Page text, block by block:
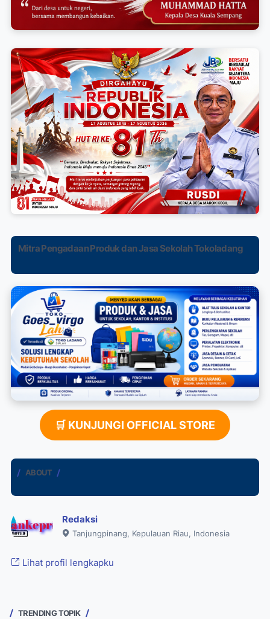
Mitra Pengadaan Produk dan Jasa Sekolah Tokoladang
🛒 KUNJUNGI OFFICIAL STORE
ABOUT
Redaksi
Tanjungpinang, Kepulauan Riau, Indonesia
Lihat profil lengkapku
TRENDING TOPIK